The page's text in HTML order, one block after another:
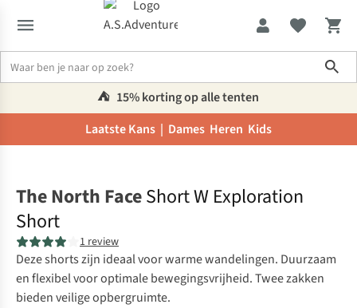
⛺️ 15% korting op alle tenten
Laatste Kans | Dames Heren Kids
The North FaceShort W Exploration
Short
1 review
Deze shorts zijn ideaal voor warme wandelingen. Duurzaam
en flexibel voor optimale bewegingsvrijheid. Twee zakken
bieden veilige opbergruimte.